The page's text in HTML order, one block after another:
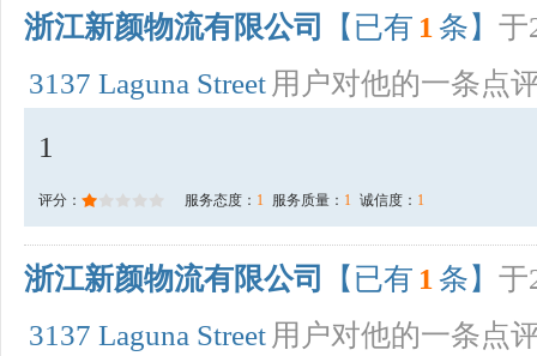
浙江新颜物流有限公司 【已有 1 条】 于
3137 Laguna Street 用户对他的一条点
1
评分： 服务态度： 1 服务质量： 1 诚信度： 1
浙江新颜物流有限公司 【已有 1 条】 于
3137 Laguna Street 用户对他的一条点